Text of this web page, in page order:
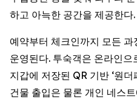
하고 아늑한 공간을 제공한다.
예약부터 체크인까지 모든
운영된다. 투숙객은 온라인
지갑에 저장된 QR 기반 ‘원
건물 출입은 물론 개인 네스